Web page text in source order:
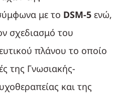
με το DSM-5 ενώ,
σχεδιασμό του
πλάνου το οποίο
της Γνωσιακής-
και της